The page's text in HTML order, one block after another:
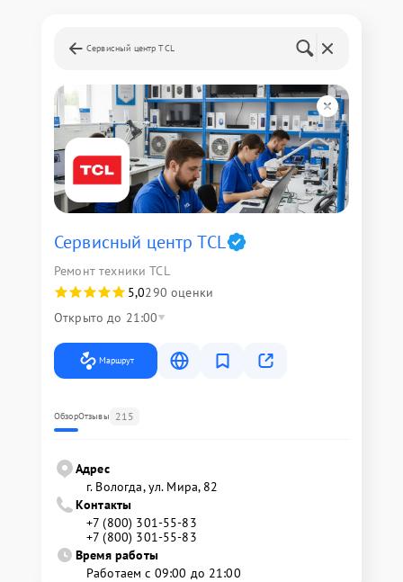
Сервисный центр TCL
Сервисный центр TCL
Ремонт техники TCL
5,0290 оценки
Открыто до 21:00
Маршрут
ОбзорОтзывы 215
Адрес
г. Вологда, ул. Мира, 82
Контакты
+7 (800) 301-55-83
+7 (800) 301-55-83
Время работы
Работаем с 09:00 до 21:00